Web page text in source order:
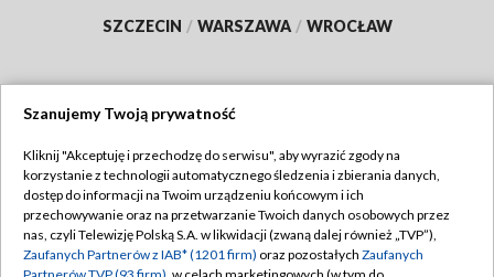
SZCZECIN / WARSZAWA / WROCŁAW
TVP
Abonament TVP
Emisja w TVP
Regulamin TVP
Polityka prywatności
Szanujemy Twoją prywatność
Kliknij "Akceptuję i przechodzę do serwisu", aby wyrazić zgody na
korzystanie z technologii automatycznego śledzenia i zbierania danych,
dostęp do informacji na Twoim urządzeniu końcowym i ich
przechowywanie oraz na przetwarzanie Twoich danych osobowych przez
nas, czyli Telewizję Polską S.A. w likwidacji (zwaną dalej również „TVP”),
Zaufanych Partnerów z IAB* (1201 firm) oraz pozostałych Zaufanych